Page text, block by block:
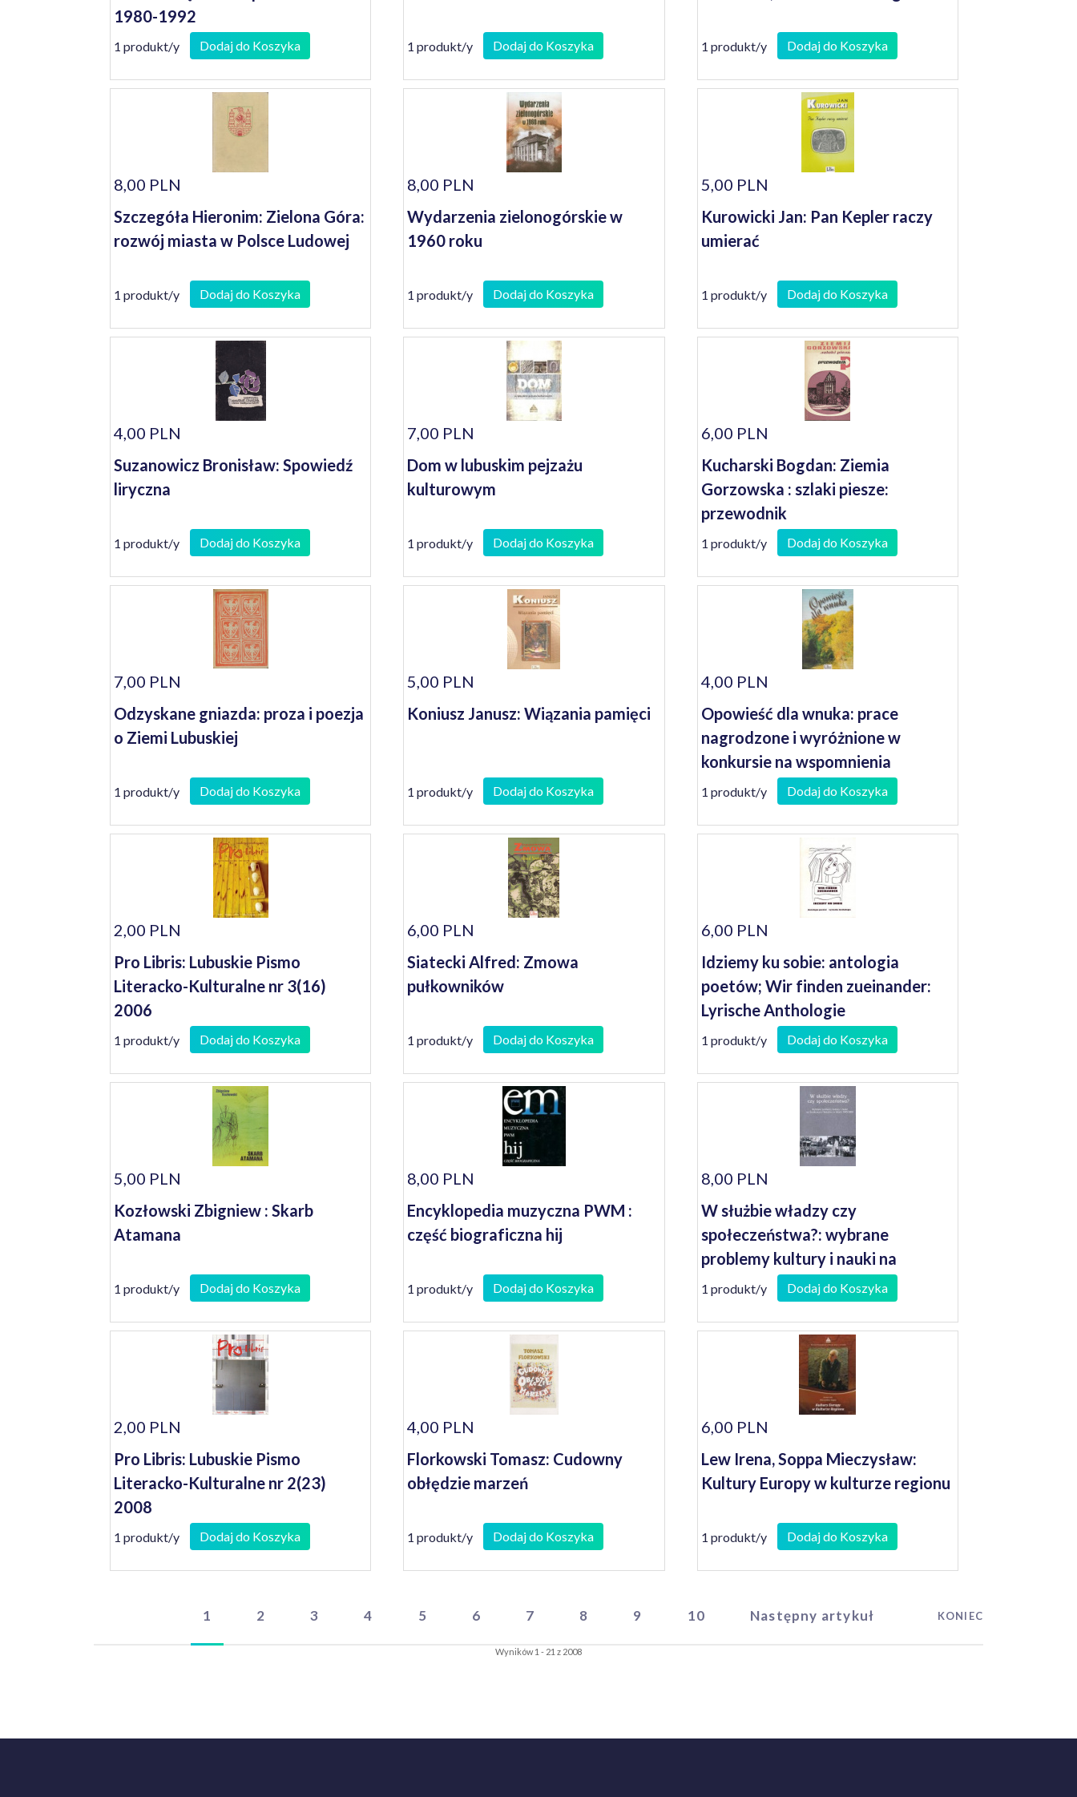
1980-1992
1 produkt/y Dodaj do Koszyka 1 produkt/y Dodaj do Koszyka 1 produkt/y Dodaj do Koszyka
8,00 PLN
Szczegóła Hieronim: Zielona Góra:
rozwój miasta w Polsce Ludowej
1 produkt/y Dodaj do Koszyka
8,00 PLN
Wydarzenia zielonogórskie w
1960 roku
1 produkt/y Dodaj do Koszyka
5,00 PLN
Kurowicki Jan: Pan Kepler raczy
umierać
1 produkt/y Dodaj do Koszyka
4,00 PLN
Suzanowicz Bronisław: Spowiedź
liryczna
1 produkt/y Dodaj do Koszyka
7,00 PLN
Dom w lubuskim pejzażu
kulturowym
1 produkt/y Dodaj do Koszyka
6,00 PLN
Kucharski Bogdan: Ziemia
Gorzowska : szlaki piesze:
przewodnik
1 produkt/y Dodaj do Koszyka
7,00 PLN
Odzyskane gniazda: proza i poezja
o Ziemi Lubuskiej
1 produkt/y Dodaj do Koszyka
5,00 PLN
Koniusz Janusz: Wiązania pamięci
1 produkt/y Dodaj do Koszyka
4,00 PLN
Opowieść dla wnuka: prace
nagrodzone i wyróżnione w
konkursie na wspomnienia
seniorów
1 produkt/y Dodaj do Koszyka
2,00 PLN
Pro Libris: Lubuskie Pismo
Literacko-Kulturalne nr 3(16)
2006
1 produkt/y Dodaj do Koszyka
6,00 PLN
Siatecki Alfred: Zmowa
pułkowników
1 produkt/y Dodaj do Koszyka
6,00 PLN
Idziemy ku sobie: antologia
poetów; Wir finden zueinander:
Lyrische Anthologie
1 produkt/y Dodaj do Koszyka
5,00 PLN
Kozłowski Zbigniew : Skarb
Atamana
1 produkt/y Dodaj do Koszyka
8,00 PLN
Encyklopedia muzyczna PWM :
część biograficzna hij
1 produkt/y Dodaj do Koszyka
8,00 PLN
W służbie władzy czy
społeczeństwa?: wybrane
problemy kultury i nauki na
Środkowym Nadodrzu w latach
1945-1989
1 produkt/y Dodaj do Koszyka
2,00 PLN
Pro Libris: Lubuskie Pismo
Literacko-Kulturalne nr 2(23)
2008
1 produkt/y Dodaj do Koszyka
4,00 PLN
Florkowski Tomasz: Cudowny
obłędzie marzeń
1 produkt/y Dodaj do Koszyka
6,00 PLN
Lew Irena, Soppa Mieczysław:
Kultury Europy w kulturze regionu
1 produkt/y Dodaj do Koszyka
1 2 3 4 5 6 7 8 9 10 Następny artykuł KONIEC
Wyników 1 - 21 z 2008